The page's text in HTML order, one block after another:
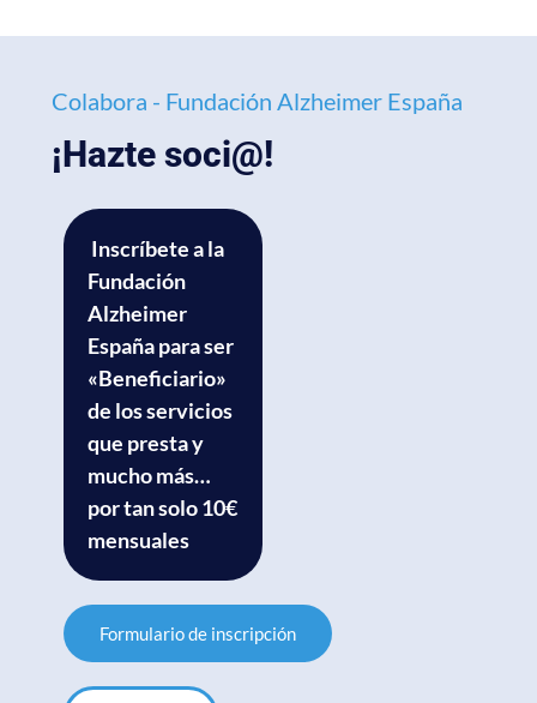
Colabora - Fundación Alzheimer España
¡Hazte soci@!
Inscríbete a la
Fundación
Alzheimer
España para ser
«Beneficiario»
de los servicios
que presta y
mucho más…
por tan solo 10€
mensuales
Formulario de inscripción